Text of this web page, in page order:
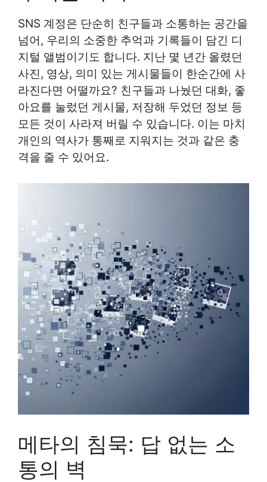
SNS 계정은 단순히 친구들과 소통하는 공간을
넘어, 우리의 소중한 추억과 기록들이 담긴 디
지털 앨범이기도 합니다. 지난 몇 년간 올렸던
사진, 영상, 의미 있는 게시물들이 한순간에 사
라진다면 어떨까요? 친구들과 나눴던 대화, 좋
아요를 눌렀던 게시물, 저장해 두었던 정보 등
모든 것이 사라져 버릴 수 있습니다. 이는 마치
개인의 역사가 통째로 지워지는 것과 같은 충
격을 줄 수 있어요.
메타의 침묵: 답 없는 소
통의 벽